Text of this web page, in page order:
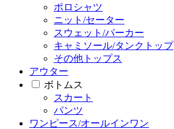
ポロシャツ
ニット/セーター
スウェット/パーカー
キャミソール/タンクトップ
その他トップス
アウター
ボトムス
スカート
パンツ
ワンピース/オールインワン